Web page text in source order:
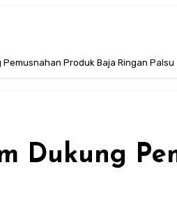
Pemusnahan Produk Baja Ringan Palsu
Dukung